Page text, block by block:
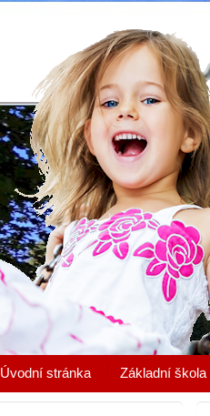
Úvodní stránka Základní škola